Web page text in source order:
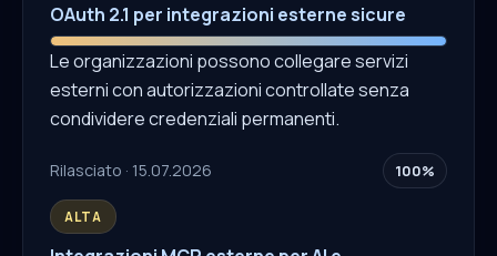
OAuth 2.1 per integrazioni esterne sicure
Le organizzazioni possono collegare servizi
esterni con autorizzazioni controllate senza
condividere credenziali permanenti.
Rilasciato · 15.07.2026 100%
ALTA